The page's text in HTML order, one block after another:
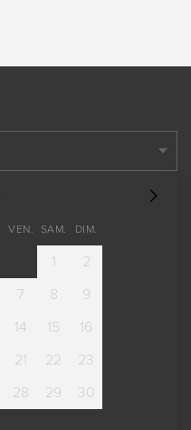
VEN. SAM. DIM.
1
2
7 8
9
14 15
16
21 22
23
28 29
30